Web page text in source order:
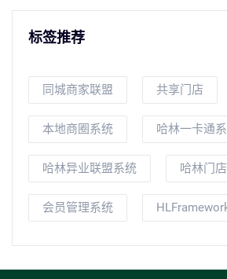
标签推荐
同城商家联盟 共享门店
本地商圈系统 哈林一卡通
哈林异业联盟系统 哈林门
会员管理系统